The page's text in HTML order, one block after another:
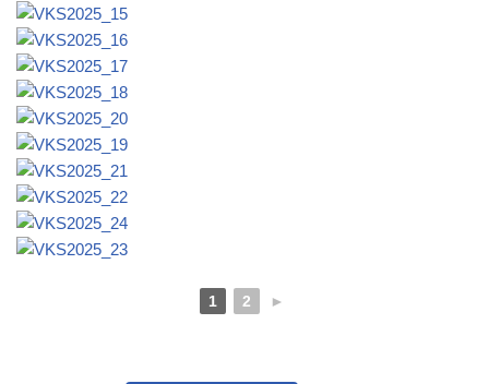
1 2 ►